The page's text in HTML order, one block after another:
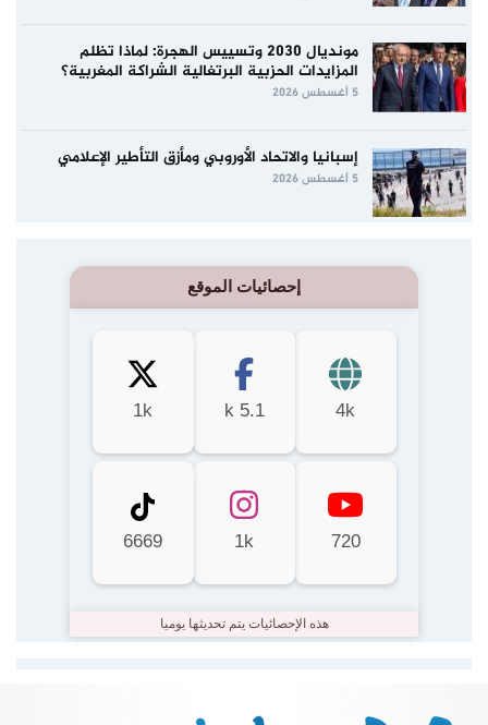
مونديال 2030 وتسييس الهجرة: لماذا تظلم
المزايدات الحزبية البرتغالية الشراكة المغربية؟
5 أغسطس 2026
إسبانيا والاتحاد الأوروبي ومأزق التأطير الإعلامي
5 أغسطس 2026
إحصائيات الموقع
4k
5.1 k
1k
720
1k
6669
هذه الإحصائيات يتم تحديثها يوميا